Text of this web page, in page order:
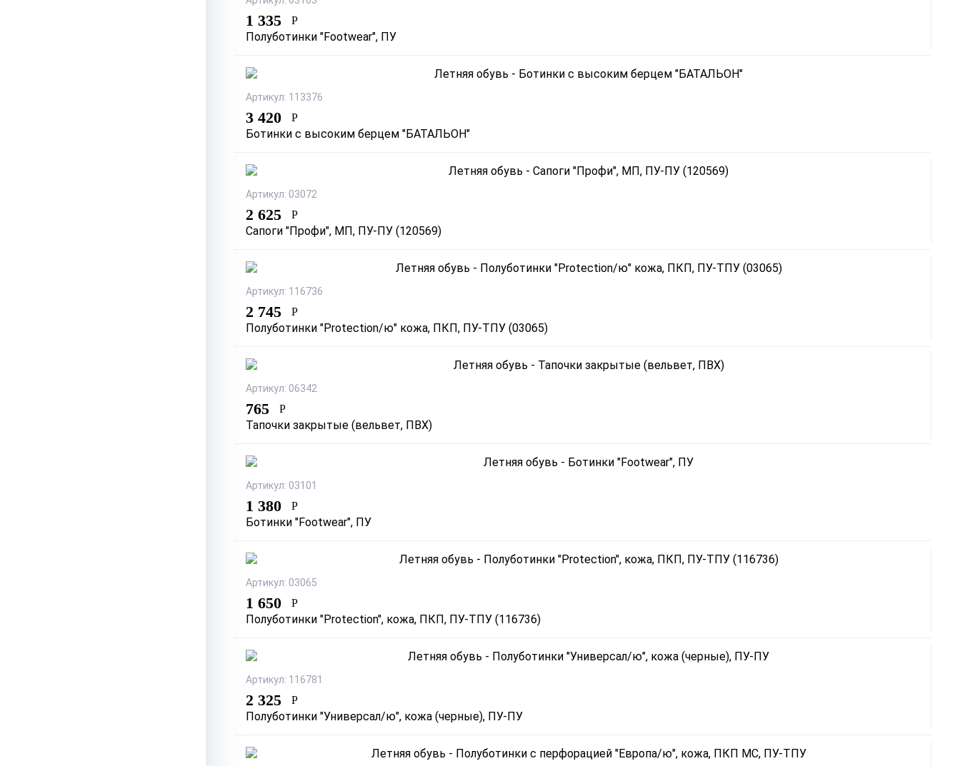
1 335 Р
Полуботинки "Footwear", ПУ
Артикул: 113376
3 420 Р
Ботинки с высоким берцем "БАТАЛЬОН"
Артикул: 03072
2 625 Р
Сапоги "Профи", МП, ПУ-ПУ (120569)
Артикул: 116736
2 745 Р
Полуботинки "Protection/ю" кожа, ПКП, ПУ-ТПУ (03065)
Артикул: 06342
765 Р
Тапочки закрытые (вельвет, ПВХ)
Артикул: 03101
1 380 Р
Ботинки "Footwear", ПУ
Артикул: 03065
1 650 Р
Полуботинки "Protection", кожа, ПКП, ПУ-ТПУ (116736)
Артикул: 116781
2 325 Р
Полуботинки "Универсал/ю", кожа (черные), ПУ-ПУ